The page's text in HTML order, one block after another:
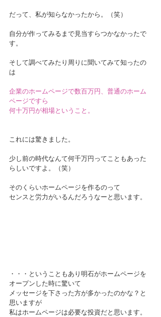
だって、私が知らなかったから。（笑）
自分が作ってみるまで見当すらつかなかったで
す。
そして調べてみたり周りに聞いてみて知ったの
は
企業のホームページで数百万円、普通のホーム
ページですら
何十万円が相場ということ。
これには驚きました。
少し前の時代なんて何千万円ってこともあった
らしいですよ。（笑）
そのくらいホームページを作るのって
センスと労力がいるんだろうなーと思います。
・・・ということもあり明石がホームページを
オープンした時に驚いて
メッセージを下さった方が多かったのかな？と
思いますが
私はホームページは必要な投資だと思います。